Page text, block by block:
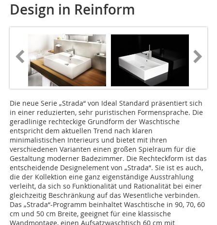
Design in Reinform
Die neue Serie „Strada“ von Ideal Standard präsentiert sich
in einer reduzierten, sehr puristischen Formensprache. Die
geradlinige rechteckige Grundform der Waschtische
entspricht dem aktuellen Trend nach klaren
minimalistischen Interieurs und bietet mit ihren
verschiedenen Varianten einen großen Spielraum für die
Gestaltung moderner Badezimmer. Die Rechteckform ist das
entscheidende Designelement von „Strada“. Sie ist es auch,
die der Kollektion eine ganz eigenständige Ausstrahlung
verleiht, da sich so Funktionalität und Rationalität bei einer
gleichzeitig Beschränkung auf das Wesentliche verbinden.
Das „Strada“-Programm beinhaltet Waschtische in 90, 70, 60
cm und 50 cm Breite, geeignet für eine klassische
Wandmontage, einen Aufsatzwaschtisch 60 cm mit